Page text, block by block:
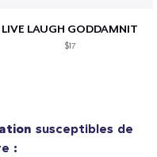
LIVE LAUGH GODDAMNIT
$17
susceptibles de
: